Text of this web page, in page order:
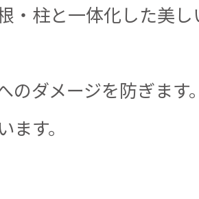
・柱と一体化した美
ダメージを防ぎます。
す。